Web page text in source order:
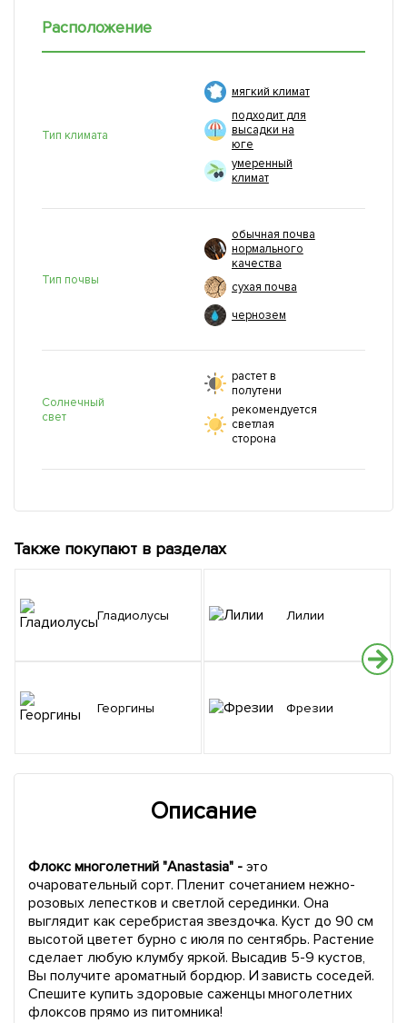
Расположение
Тип климата
мягкий климат
подходит для
высадки на
юге
умеренный
климат
Тип почвы
обычная почва
нормального
качества
сухая почва
чернозем
Солнечный
свет
растет в
полутени
рекомендуется
светлая
сторона
Также покупают в разделах
Гладиолусы
Георгины
Лилии
Фрезии
Описание
Флокс многолетний "Anastasia" - это
очаровательный сорт. Пленит сочетанием нежно-
розовых лепестков и светлой серединки. Она
выглядит как серебристая звездочка. Куст до 90 см
высотой цветет бурно с июля по сентябрь. Растение
сделает любую клумбу яркой. Высадив 5-9 кустов,
Вы получите ароматный бордюр. И зависть соседей.
Спешите купить здоровые саженцы многолетних
флоксов прямо из питомника!